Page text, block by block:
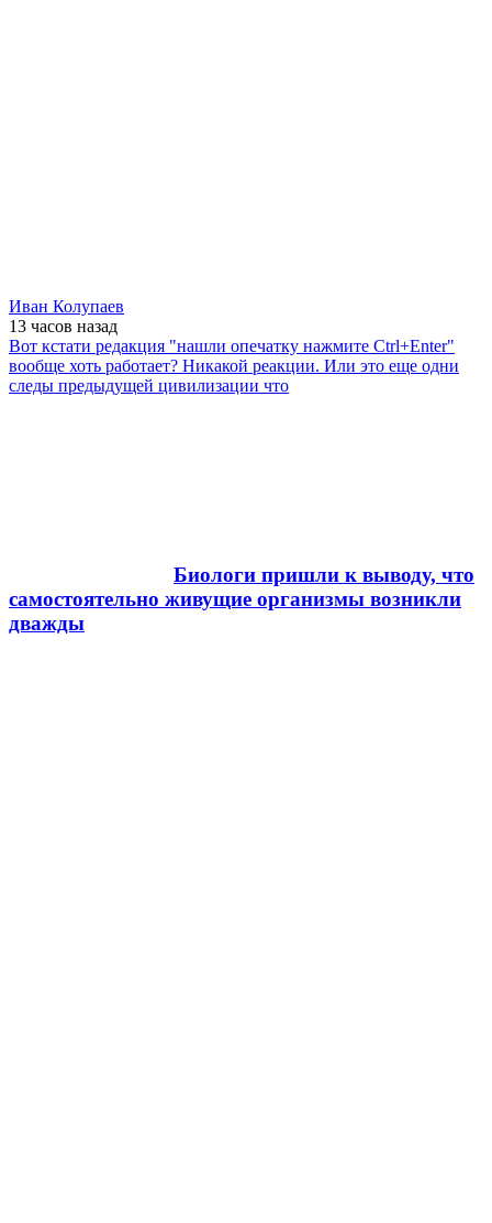
Иван Колупаев
13 часов назад
Вот кстати редакция "нашли опечатку нажмите Ctrl+Enter"
вообще хоть работает? Никакой реакции. Или это еще одни
следы предыдущей цивилизации что
Биологи пришли к выводу, что
самостоятельно живущие организмы возникли
дважды